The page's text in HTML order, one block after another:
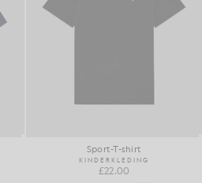
Sport-T-shirt
KINDERKLEDING
£22.00